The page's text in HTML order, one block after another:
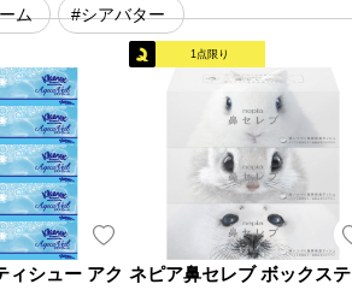
ム #シアバター
ィシュー アク
1点限り
ネピア鼻セレブ ボックステ